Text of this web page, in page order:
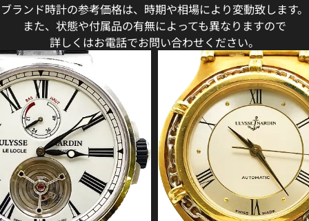
ブランド時計の参考価格は、時期や相場により変動致します。
また、状態や付属品の有無によっても異なりますので
詳しくはお電話でお問い合わせください。